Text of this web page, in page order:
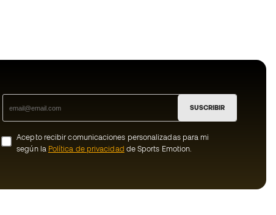
SUSCRIBIR
Acepto recibir comunicaciones personalizadas para mi
según la Política de privacidad de Sports Emotion.